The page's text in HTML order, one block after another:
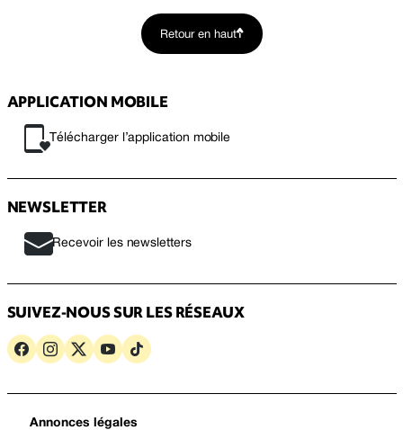
Retour en haut
APPLICATION MOBILE
Télécharger l’application mobile
NEWSLETTER
Recevoir les newsletters
SUIVEZ-NOUS SUR LES RÉSEAUX
Annonces légales